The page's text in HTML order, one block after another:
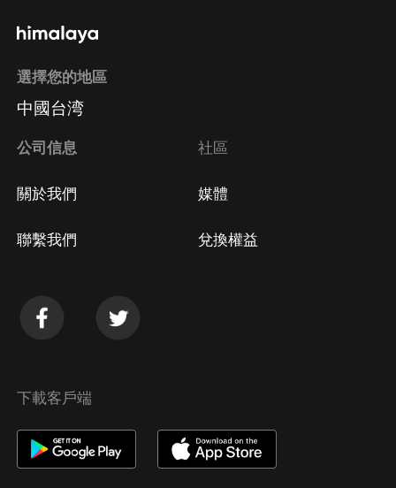
選擇您的地區
中國台湾
公司信息
關於我們
聯繫我們
社區
媒體
兌換權益
下載客戶端